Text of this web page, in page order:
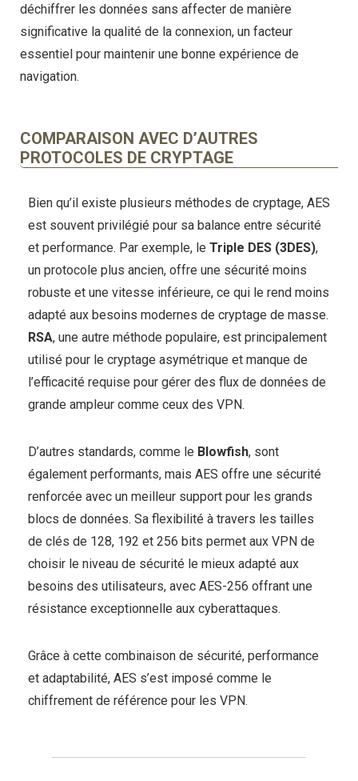
déchiffrer les données sans affecter de manière
significative la qualité de la connexion, un facteur
essentiel pour maintenir une bonne expérience de
navigation.
COMPARAISON AVEC D’AUTRES
PROTOCOLES DE CRYPTAGE
Bien qu’il existe plusieurs méthodes de cryptage, AES
est souvent privilégié pour sa balance entre sécurité
et performance. Par exemple, le Triple DES (3DES),
un protocole plus ancien, offre une sécurité moins
robuste et une vitesse inférieure, ce qui le rend moins
adapté aux besoins modernes de cryptage de masse.
RSA, une autre méthode populaire, est principalement
utilisé pour le cryptage asymétrique et manque de
l’efficacité requise pour gérer des flux de données de
grande ampleur comme ceux des VPN.
D’autres standards, comme le Blowfish, sont
également performants, mais AES offre une sécurité
renforcée avec un meilleur support pour les grands
blocs de données. Sa flexibilité à travers les tailles
de clés de 128, 192 et 256 bits permet aux VPN de
choisir le niveau de sécurité le mieux adapté aux
besoins des utilisateurs, avec AES-256 offrant une
résistance exceptionnelle aux cyberattaques.
Grâce à cette combinaison de sécurité, performance
et adaptabilité, AES s’est imposé comme le
chiffrement de référence pour les VPN.